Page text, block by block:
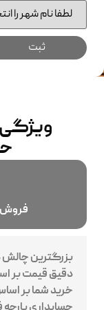
ویژگی
فروش
بزرگترین چالش
دقیق قیمت بر
خرید شما بر